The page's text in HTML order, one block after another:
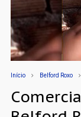
Início Belford Roxo